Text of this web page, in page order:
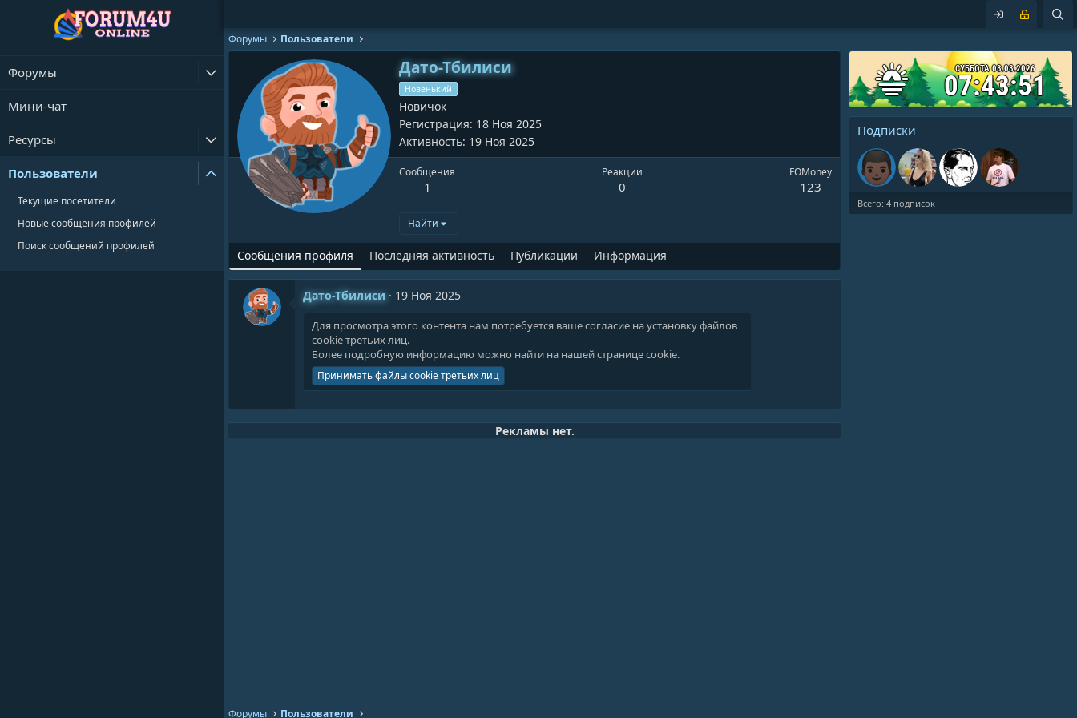
Форумы
Мини-чат
Ресурсы
Пользователи
Текущие посетители
Новые сообщения профилей
Поиск сообщений профилей
Форумы Пользователи
Дато-Тбилиси
Новенький
Новичок
Регистрация 18 Ноя 2025
Активность 19 Ноя 2025
Сообщения
1
Реакции
0
FOMoney
123
Найти
Сообщения профиля Последняя активность Публикации Информация
Дато-Тбилиси 19 Ноя 2025
Для просмотра этого контента нам потребуется ваше согласие на установку файлов
cookie третьих лиц.
Более подробную информацию можно найти на нашейстранице cookie.
Принимать файлы cookie третьих лиц
Рекламы нет.
СУББОТА 08.08.2026
07:43:51
Подписки
Всего: 4 подписок
Форумы Пользователи